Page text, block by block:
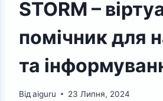
STORM –
помічник для
та
Від aiguru 23 Липня, 2024